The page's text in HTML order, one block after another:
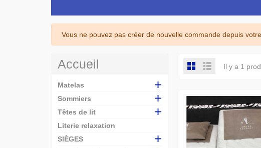
Vous ne pouvez pas créer de nouvelle commande depuis
Accueil
Matelas
Sommiers
Têtes de lit
Literie relaxation
SIÈGES
Il y a 1